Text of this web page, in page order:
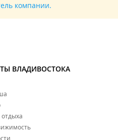
компании.
ВЛАДИВОСТОКА